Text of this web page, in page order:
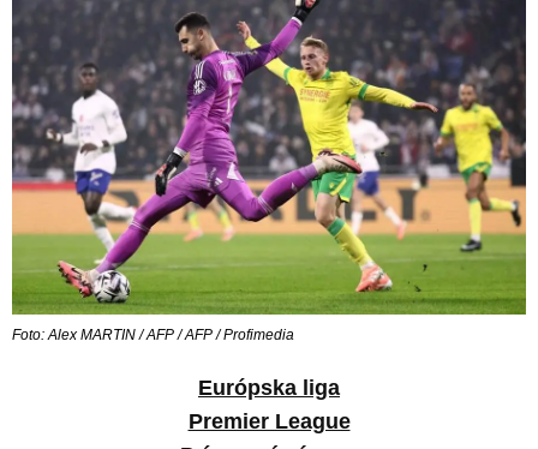
Foto: Alex MARTIN / AFP / AFP / Profimedia
Európska liga
Premier League